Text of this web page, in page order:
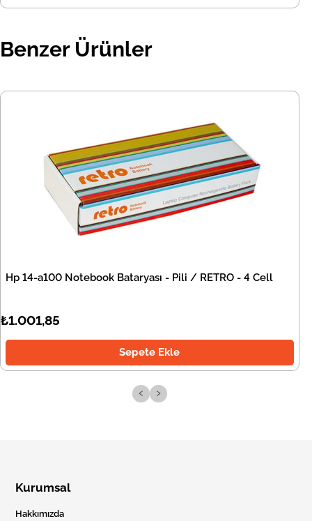
Benzer Ürünler
Hp 14-a100 Notebook Bataryası - Pili / RETRO - 4 Cell
₺1.001,85
Sepete Ekle
‹ ›
Kurumsal
Hakkımızda